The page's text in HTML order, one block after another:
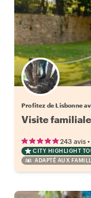
Profitez de Lisbonne
Visite
243 avis •
CITY HIGHLIGHT
ADAPTÉ AUX